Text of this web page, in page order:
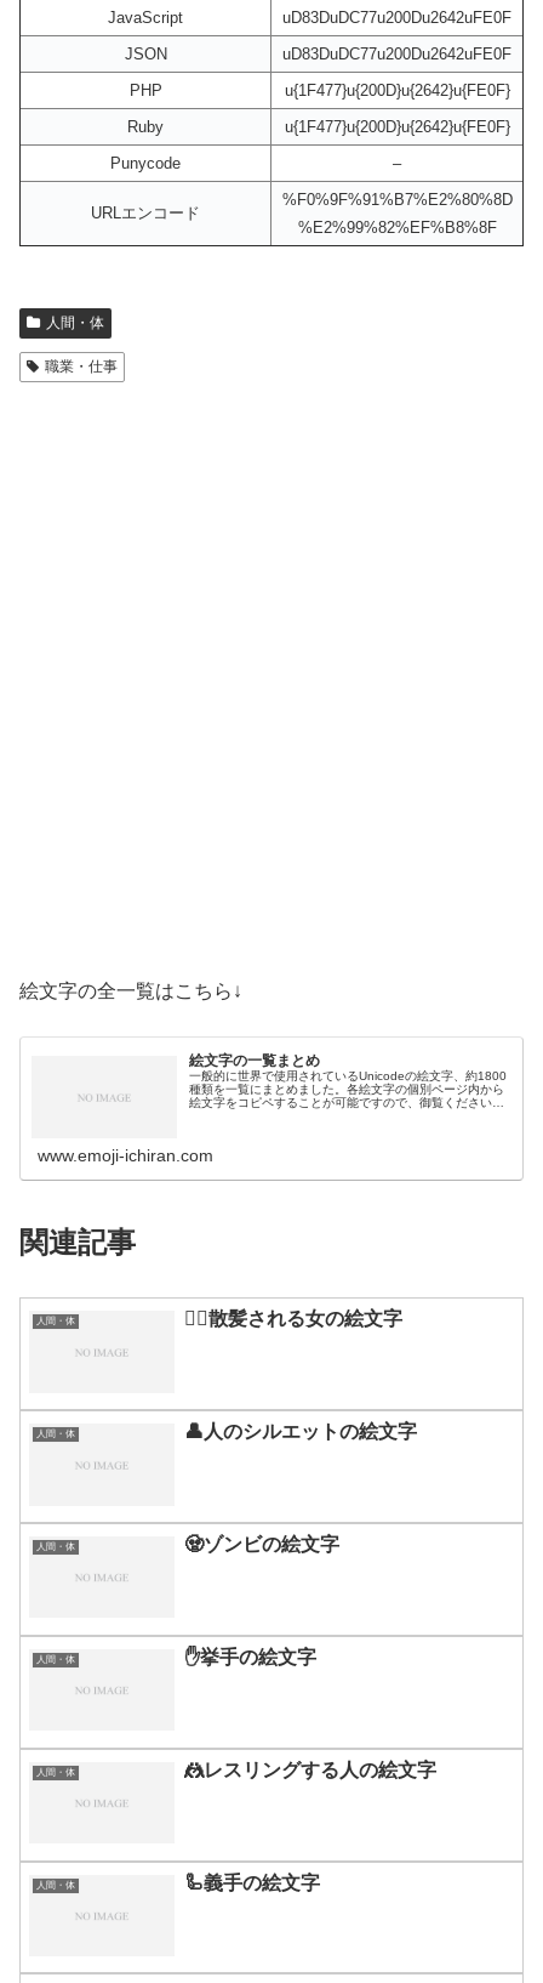
JavaScript
uD83DuDC77u200Du2642uFE0F
JSON
uD83DuDC77u200Du2642uFE0F
PHP
u{1F477}u{200D}u{2642}u{FE0F}
Ruby
u{1F477}u{200D}u{2642}u{FE0F}
Punycode
–
URLエンコード
%F0%9F%91%B7%E2%80%8D
%E2%99%82%EF%B8%8F
人間・体
職業・仕事
絵文字の全一覧はこちら↓
絵文字の一覧まとめ
一般的に世界で使用されているUnicodeの絵文字、約1800
種類を一覧にまとめました。各絵文字の個別ページ内から
絵文字をコピペすることが可能ですので、御覧ください。
www.emoji-ichiran.com
関連記事
人間・体 💇‍♀️散髪される女の絵文字
人間・体 👤人のシルエットの絵文字
人間・体 🧟ゾンビの絵文字
人間・体 ✋挙手の絵文字
人間・体 🤼レスリングする人の絵文字
人間・体 🦾義手の絵文字